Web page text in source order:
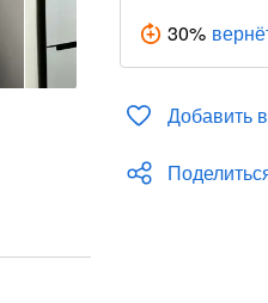
30%
Добавить